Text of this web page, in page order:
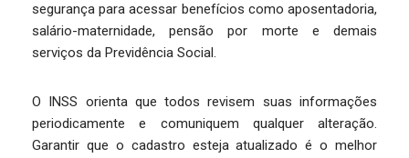
segurança para acessar benefícios como aposentadoria,
salário-maternidade, pensão por morte e demais
serviços da Previdência Social.
O INSS orienta que todos revisem suas informações
periodicamente e comuniquem qualquer alteração.
Garantir que o cadastro esteja atualizado é o melhor